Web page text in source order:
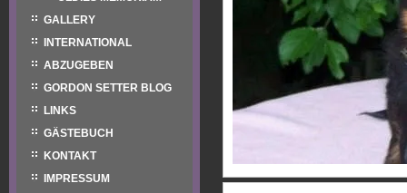
GALLERY
INTERNATIONAL
ABZUGEBEN
GORDON SETTER BLOG
LINKS
GÄSTEBUCH
KONTAKT
IMPRESSUM